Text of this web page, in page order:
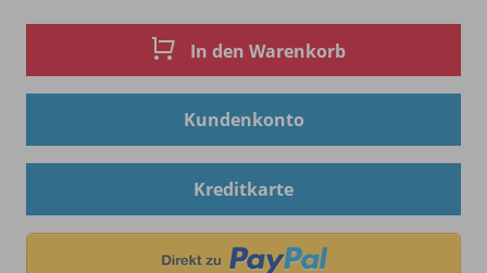
In den Warenkorb
Kundenkonto
Kreditkarte